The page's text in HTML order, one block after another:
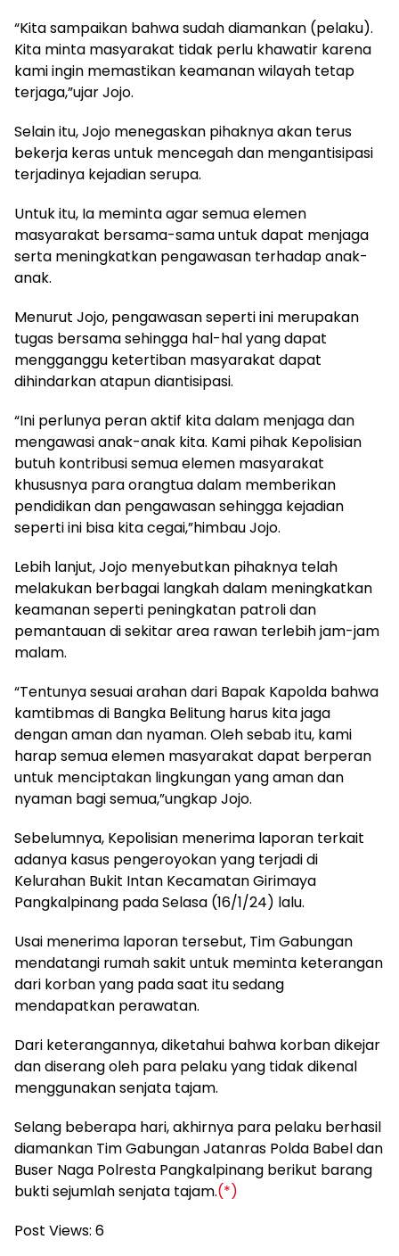
“Kita sampaikan bahwa sudah diamankan (pelaku).
Kita minta masyarakat tidak perlu khawatir karena
kami ingin memastikan keamanan wilayah tetap
terjaga,”ujar Jojo.
Selain itu, Jojo menegaskan pihaknya akan terus
bekerja keras untuk mencegah dan mengantisipasi
terjadinya kejadian serupa.
Untuk itu, Ia meminta agar semua elemen
masyarakat bersama-sama untuk dapat menjaga
serta meningkatkan pengawasan terhadap anak-
anak.
Menurut Jojo, pengawasan seperti ini merupakan
tugas bersama sehingga hal-hal yang dapat
mengganggu ketertiban masyarakat dapat
dihindarkan atapun diantisipasi.
“Ini perlunya peran aktif kita dalam menjaga dan
mengawasi anak-anak kita. Kami pihak Kepolisian
butuh kontribusi semua elemen masyarakat
khususnya para orangtua dalam memberikan
pendidikan dan pengawasan sehingga kejadian
seperti ini bisa kita cegai,”himbau Jojo.
Lebih lanjut, Jojo menyebutkan pihaknya telah
melakukan berbagai langkah dalam meningkatkan
keamanan seperti peningkatan patroli dan
pemantauan di sekitar area rawan terlebih jam-jam
malam.
“Tentunya sesuai arahan dari Bapak Kapolda bahwa
kamtibmas di Bangka Belitung harus kita jaga
dengan aman dan nyaman. Oleh sebab itu, kami
harap semua elemen masyarakat dapat berperan
untuk menciptakan lingkungan yang aman dan
nyaman bagi semua,”ungkap Jojo.
Sebelumnya, Kepolisian menerima laporan terkait
adanya kasus pengeroyokan yang terjadi di
Kelurahan Bukit Intan Kecamatan Girimaya
Pangkalpinang pada Selasa (16/1/24) lalu.
Usai menerima laporan tersebut, Tim Gabungan
mendatangi rumah sakit untuk meminta keterangan
dari korban yang pada saat itu sedang
mendapatkan perawatan.
Dari keterangannya, diketahui bahwa korban dikejar
dan diserang oleh para pelaku yang tidak dikenal
menggunakan senjata tajam.
Selang beberapa hari, akhirnya para pelaku berhasil
diamankan Tim Gabungan Jatanras Polda Babel dan
Buser Naga Polresta Pangkalpinang berikut barang
bukti sejumlah senjata tajam.(*)
Post Views: 6